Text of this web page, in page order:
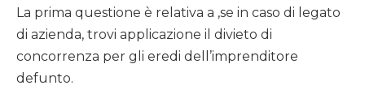
La prima questione è relativa a ,se in caso di legato
di azienda, trovi applicazione il divieto di
concorrenza per gli eredi dell’imprenditore
defunto.